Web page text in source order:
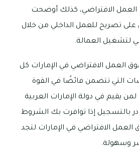
الافتراضي، كذلك أوضحت
على تصريح للعمل الداخلي من خلال
لتشغيل العمالة.
العمل الافتراضي في الإمارات كل
التي تتضمن فائضًا في القوة
يقيم في دولة الإمارات العربية
بالتسجيل إذا توافرت بك الشروط
الافتراضي في الإمارات لتجد
وسهولة.